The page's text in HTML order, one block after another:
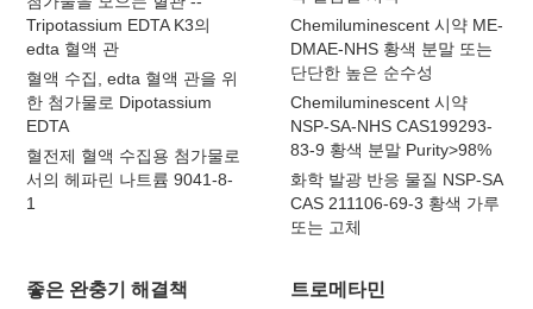
Tripotassium EDTA K3의
edta 혈액 관
혈액 수집, edta 혈액 관을 위
한 첨가물로 Dipotassium
EDTA
혈전제 혈액 수집용 첨가물로
서의 헤파린 나트륨 9041-8-
1
Chemiluminescent 시약 ME-
DMAE-NHS 황색 분말 또는
단단한 높은 순수성
Chemiluminescent 시약
NSP-SA-NHS CAS199293-
83-9 황색 분말 Purity>98%
화학 발광 반응 물질 NSP-SA
CAS 211106-69-3 황색 가루
또는 고체
좋은 완충기 해결책 트로메타민